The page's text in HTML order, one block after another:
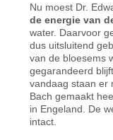
Nu moest Dr.
de energie van
water. Daarvoor
dus uitsluitend
van de bloesems
gegarandeerd
vandaag staan er
Bach gemaakt
in Engeland. De
intact.